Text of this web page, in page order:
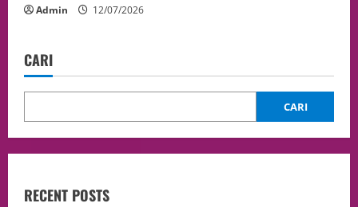
Admin 12/07/2026
CARI
CARI
RECENT POSTS